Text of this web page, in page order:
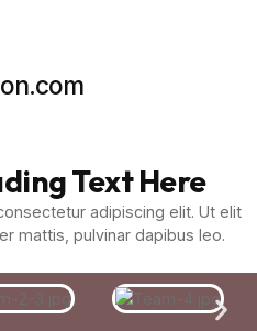
Text Here
adipiscing elit. Ut elit
mattis, pulvinar dapibus leo.